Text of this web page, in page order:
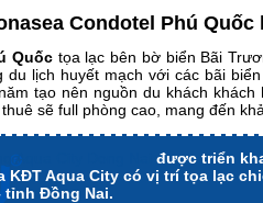
Condotel Phú
Quốctọa lạc bên bờ biển Bãi
lịch huyết mạch với các bãi
tạo nên nguồn du khách
sẽ full phòng cao, mang đến
Aqua City Dong Nai
được triển
KĐT Aqua City có vị trí tọa lạc
tỉnh Đồng Nai.